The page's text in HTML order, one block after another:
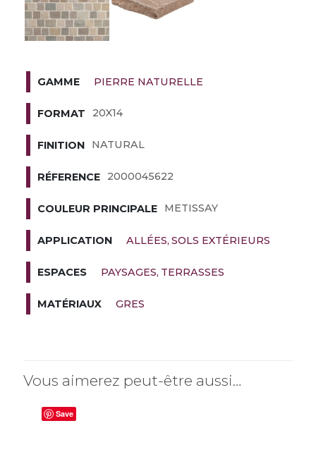
GAMME PIERRE NATURELLE
FORMAT 20X14
FINITION NATURAL
RÉFERENCE 2000045622
COULEUR PRINCIPALE METISSAY
APPLICATION ALLÉES SOLS EXTÉRIEURS
ESPACES PAYSAGES TERRASSES
MATÉRIAUX GRES
Vous aimerez peut-être aussi…
Save